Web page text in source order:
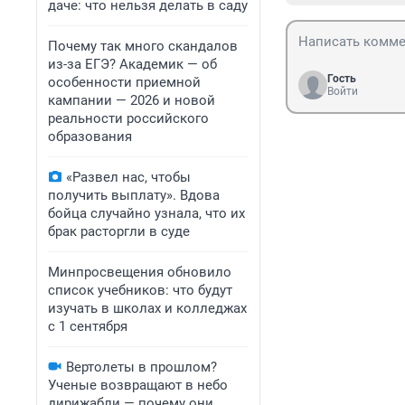
даче: что нельзя делать в саду
Почему так много скандалов
из-за ЕГЭ? Академик — об
особенности приемной
кампании — 2026 и новой
реальности российского
образования
«Развел нас, чтобы
получить выплату». Вдова
бойца случайно узнала, что их
брак расторгли в суде
Минпросвещения обновило
список учебников: что будут
изучать в школах и колледжах
с 1 сентября
Вертолеты в прошлом?
Ученые возвращают в небо
Гость
Войти